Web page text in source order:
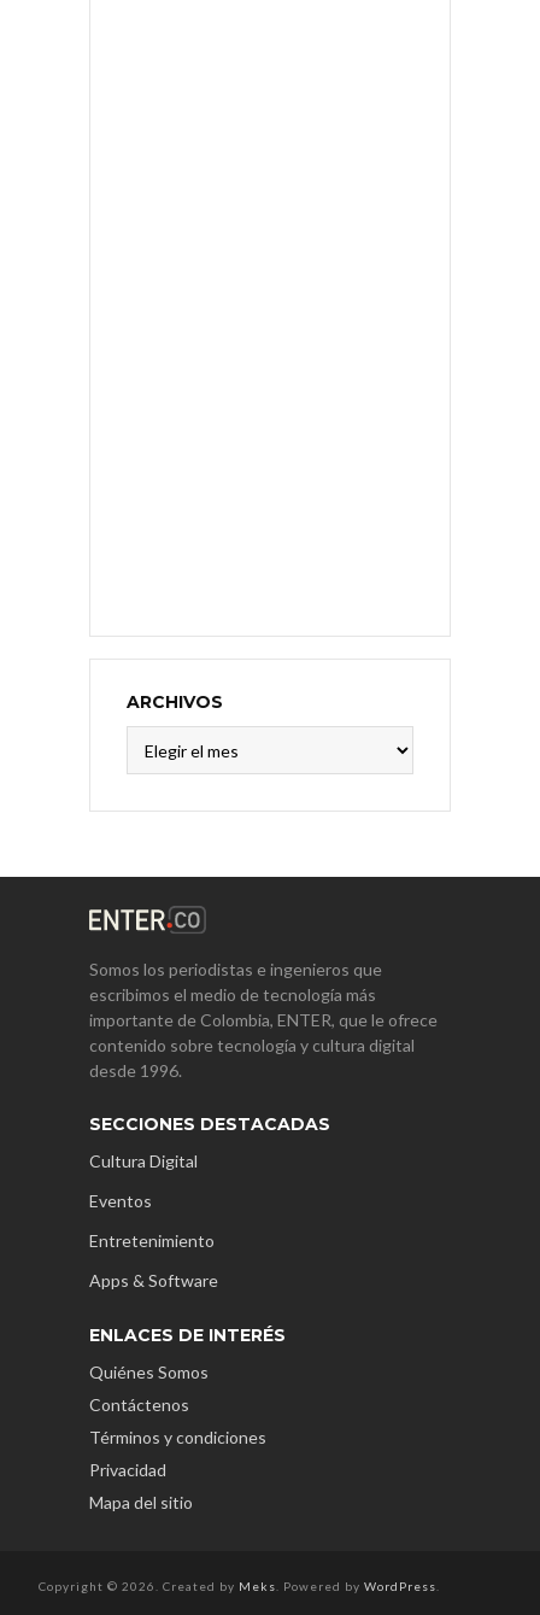
ARCHIVOS
Somos los periodistas e ingenieros que
escribimos el medio de tecnología más
importante de Colombia, ENTER, que le ofrece
contenido sobre tecnología y cultura digital
desde 1996.
SECCIONES DESTACADAS
Cultura Digital
Eventos
Entretenimiento
Apps & Software
ENLACES DE INTERÉS
Quiénes Somos
Contáctenos
Términos y condiciones
Privacidad
Mapa del sitio
Copyright © 2026. Created by Meks . Powered by WordPress